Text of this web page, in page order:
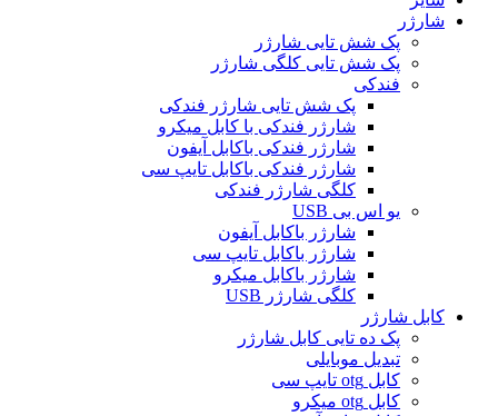
شارژر
پک شش تایی شارژر
پک شش تایی کلگی شارژر
فندکی
پک شش تایی شارژر فندکی
شارژر فندکی با کابل میکرو
شارژر فندکی باکابل آیفون
شارژر فندکی باکابل تایپ سی
کلگی شارژر فندکی
یو اس بی USB
شارژر باکابل آیفون
شارژر باکابل تایپ سی
شارژر باکابل میکرو
کلگی شارژر USB
کابل شارژر
پک ده تایی کابل شارژر
تبدیل موبایلی
کابل otg تایپ سی
کابل otg میکرو